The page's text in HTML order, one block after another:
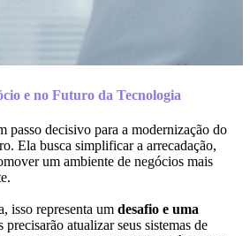
e no Futuro da Tecnologia
passo decisivo para a modernização do
Ela busca simplificar a arrecadação,
um ambiente de negócios mais
isso representa um desafio e uma
precisarão atualizar seus sistemas de